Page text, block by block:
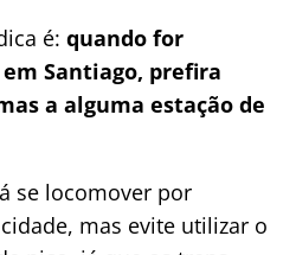
é: quando for
Santiago, prefira
a alguma estação de
se locomover por
mas evite utilizar o